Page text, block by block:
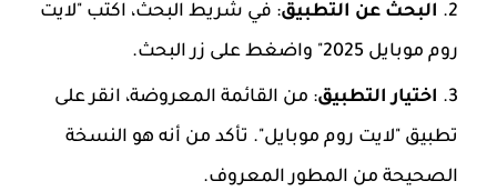
البحث عن التطبيق: في شريط البحث، اكتب "لايت
روم موبايل 2025" واضغط على زر البحث.
اختيار التطبيق: من القائمة المعروضة، انقر على
تطبيق "لايت روم موبايل". تأكد من أنه هو النسخة
الصحيحة من المطور المعروف.